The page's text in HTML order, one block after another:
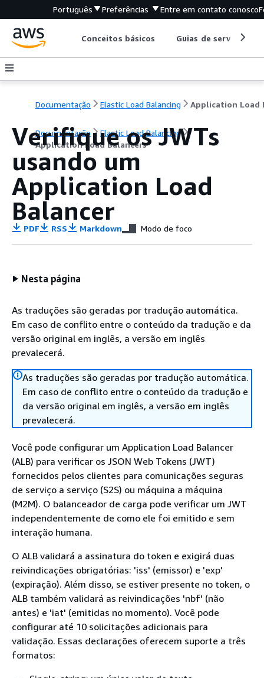
Português Preferências Entre em contato conosco
Conceitos básicos Guias de serviço
Documentação Elastic Load Balancing
Documentação
Elastic Load Balancing
Application Load Balancers
Verifique os JWTs
usando um
Application Load
Balancer
PDF RSS Markdown Modo de foco
Nesta página
As traduções são geradas por tradução automática.
Em caso de conflito entre o conteúdo da tradução e da
versão original em inglês, a versão em inglês
prevalecerá.
As traduções são geradas por tradução automática.
Em caso de conflito entre o conteúdo da tradução e
da versão original em inglês, a versão em inglês
prevalecerá.
Você pode configurar um Application Load Balancer
(ALB) para verificar os JSON Web Tokens (JWT)
fornecidos pelos clientes para comunicações seguras
de serviço a serviço (S2S) ou máquina a máquina
(M2M). O balanceador de carga pode verificar um JWT
independentemente de como ele foi emitido e sem
interação humana.
O ALB validará a assinatura do token e exigirá duas
reivindicações obrigatórias: 'iss' (emissor) e 'exp'
(expiração). Além disso, se estiver presente no token, o
ALB também validará as reivindicações 'nbf' (não
antes) e 'iat' (emitidas no momento). Você pode
configurar até 10 solicitações adicionais para
validação. Essas declarações oferecem suporte a três
formatos: